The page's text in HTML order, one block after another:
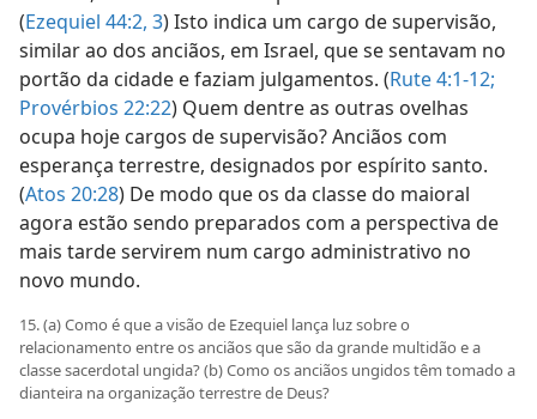
(Ezequiel 44:2, 3) Isto indica um cargo de supervisão,
similar ao dos anciãos, em Israel, que se sentavam no
portão da cidade e faziam julgamentos. (Rute 4:1-12;
Provérbios 22:22) Quem dentre as outras ovelhas
ocupa hoje cargos de supervisão? Anciãos com
esperança terrestre, designados por espírito santo.
(Atos 20:28) De modo que os da classe do maioral
agora estão sendo preparados com a perspectiva de
mais tarde servirem num cargo administrativo no
novo mundo.
15. (a) Como é que a visão de Ezequiel lança luz sobre o
relacionamento entre os anciãos que são da grande multidão e a
classe sacerdotal ungida? (b) Como os anciãos ungidos têm tomado a
dianteira na organização terrestre de Deus?